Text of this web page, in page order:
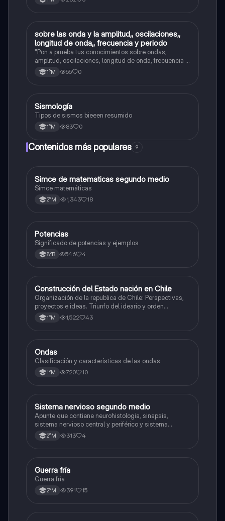
Física
sobre las onda y la amplitud,, oscilaciones,,
longitud de onda,, frecuencia y periodo
"Pon a prueba tus conocimientos sobre ondas,
amplitud, oscilaciones, longitud de onda, frecuencia y
periodo."
1°M 55 0
Física
Sismología
Tipos de sismos bieeen resumido
1°M 83 0
Contenidos más populares 9
Matemáticas
Simce de matematicas segundo medio
Simce matemáticas
2°M 1,343 18
Matemáticas
Potencias
Significado de potencias y ejemplos
8°B 546 4
Historia
Construcción del Estado nación en Chile
Organización de la republica de Chile: Perspectivas,
proyectos e ideas. Triunfo del ideario y orden
conservador. Constitución de 1833. "Era Portaliana"
1°M 1,522 43
Física
Ondas
Clasificación y características de las ondas
1°M 720 10
Biología
Sistema nervioso segundo medio
Apunte que contiene neurohistologia, sinapsis,
sistema nervioso central y periférico y sistema
endocrino
2°M 313 4
Historia
Guerra fría
Guerra fría
2°M 391 15